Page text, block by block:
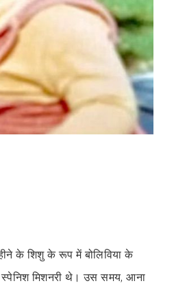
के शिशु के रूप में बोलिविया के
मिशनरी थे। उस समय, आना